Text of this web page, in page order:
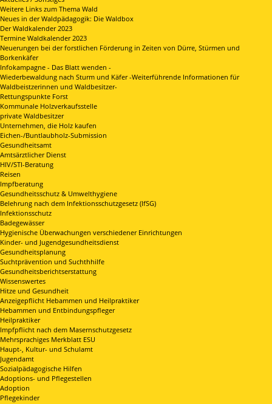
Weitere Links zum Thema Wald
Neues in der Waldpädagogik: Die Waldbox
Der Waldkalender 2023
Termine Waldkalender 2023
Neuerungen bei der forstlichen Förderung in Zeiten von Dürre, Stürmen und
Borkenkäfer
Infokampagne - Das Blatt wenden -
Wiederbewaldung nach Sturm und Käfer -Weiterführende Informationen für
Waldbeistzerinnen und Waldbesitzer-
Rettungspunkte Forst
Kommunale Holzverkaufsstelle
private Waldbesitzer
Unternehmen, die Holz kaufen
Eichen-/Buntlaubholz-Submission
Gesundheitsamt
Amtsärztlicher Dienst
HIV/STI-Beratung
Reisen
Impfberatung
Gesundheitsschutz & Umwelthygiene
Belehrung nach dem Infektionsschutzgesetz (IfSG)
Infektionsschutz
Badegewässer
Hygienische Überwachungen verschiedener Einrichtungen
Kinder- und Jugendgesundheitsdienst
Gesundheitsplanung
Suchtprävention und Suchthhilfe
Gesundheitsberichtserstattung
Wissenswertes
Hitze und Gesundheit
Anzeigepflicht Hebammen und Heilpraktiker
Hebammen und Entbindungspfleger
Heilpraktiker
Impfpflicht nach dem Masernschutzgesetz
Mehrsprachiges Merkblatt ESU
Haupt-, Kultur- und Schulamt
Jugendamt
Sozialpädagogische Hilfen
Adoptions- und Pflegestellen
Adoption
Pflegekinder